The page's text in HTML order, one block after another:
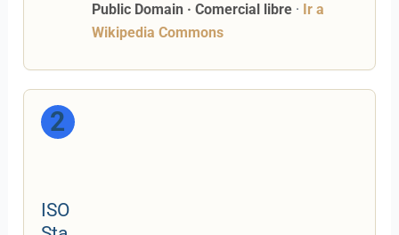
Public Domain · Comercial libre· Ir a
Wikipedia Commons
2
ISO